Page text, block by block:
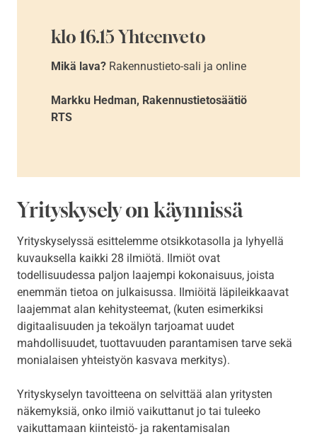
klo 16.15 Yhteenveto
Mikä lava? Rakennustieto-sali ja online
Markku Hedman, Rakennustietosäätiö
RTS
Yrityskysely on käynnissä
Yrityskyselyssä esittelemme otsikkotasolla ja lyhyellä
kuvauksella kaikki 28 ilmiötä. Ilmiöt ovat
todellisuudessa paljon laajempi kokonaisuus, joista
enemmän tietoa on julkaisussa. Ilmiöitä läpileikkaavat
laajemmat alan kehitysteemat, (kuten esimerkiksi
digitaalisuuden ja tekoälyn tarjoamat uudet
mahdollisuudet, tuottavuuden parantamisen tarve sekä
monialaisen yhteistyön kasvava merkitys).
Yrityskyselyn tavoitteena on selvittää alan yritysten
näkemyksiä, onko ilmiö vaikuttanut jo tai tuleeko
vaikuttamaan kiinteistö- ja rakentamisalan